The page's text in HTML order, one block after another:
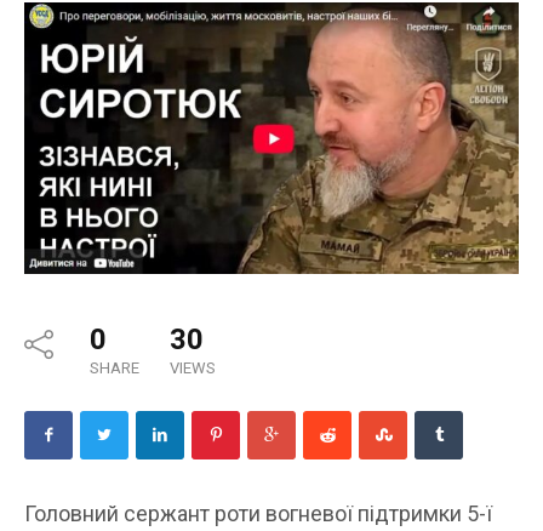
0
SHARE
30
VIEWS
Головний сержант роти вогневої підтримки 5-ї